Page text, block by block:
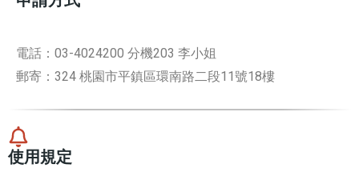
電話：03-4024200 分機203 李小姐
郵寄：324 桃園市平鎮區環南路二段11號18樓
使用規定